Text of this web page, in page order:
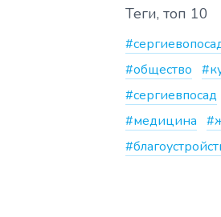
Теги, топ 10
#общество
#сергиевпосад
#медицина